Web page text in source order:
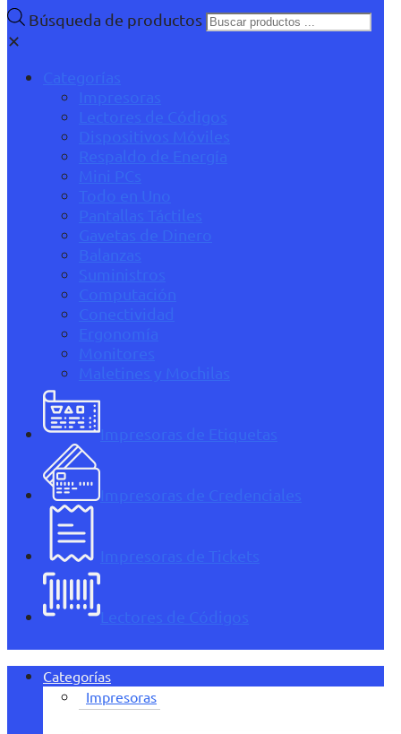
Búsqueda de productos
✕
Categorías
Impresoras
Lectores de Códigos
Dispositivos Móviles
Respaldo de Energía
Mini PCs
Todo en Uno
Pantallas Táctiles
Gavetas de Dinero
Balanzas
Suministros
Computación
Conectividad
Ergonomía
Monitores
Maletines y Mochilas
Impresoras de Etiquetas
Impresoras de Credenciales
Impresoras de Tickets
Lectores de Códigos
Categorías
Impresoras